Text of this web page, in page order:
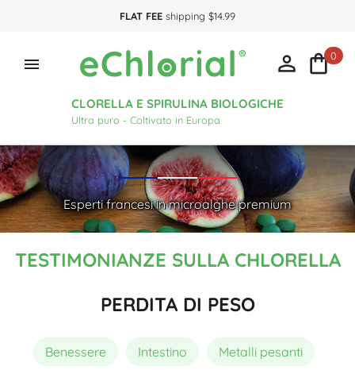
FLAT FEE shipping $14.99

CLORELLA E SPIRULINA BIOLOGICHE
Ultra puro - Coltivato in Europa
 0
Esperti francesi in microalghe premium
TESTIMONIANZE SULLA CHLORELLA
PERDITA DI PESO
Benessere Intestino Metalli pesanti